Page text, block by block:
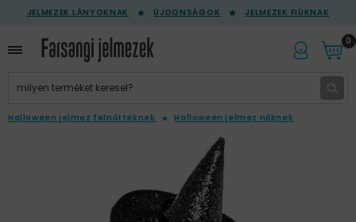
JELMEZEK LÁNYOKNAK ÚJDONSÁGOK JELMEZEK FIÚKNAK
0
Halloween jelmez felnőtteknek Halloween jelmez nőknek